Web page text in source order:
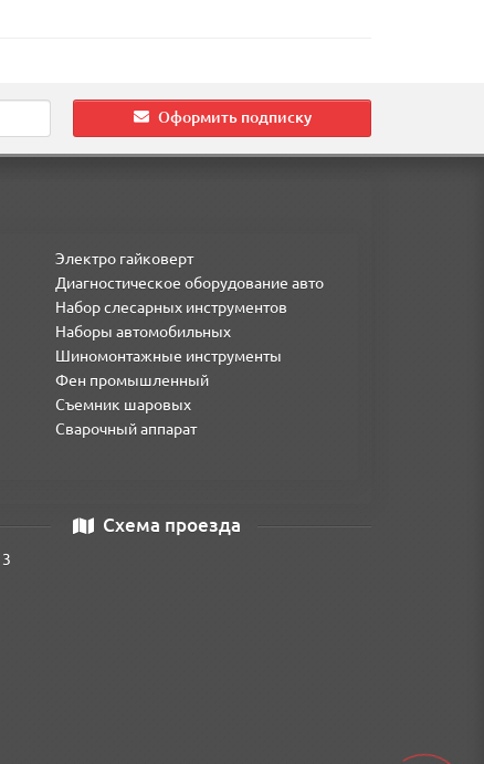
образом, в 2023 году прошел ребрендинг
оставаться на передовой в индустрии.
есть всё необходимое для ремонта —
Оформить подписку
Электро гайковерт
Диагностическое оборудование авто
Набор слесарных инструментов
Наборы автомобильных
Шиномонтажные инструменты
Фен промышленный
Съемник шаровых
Сварочный аппарат
Схема проезда